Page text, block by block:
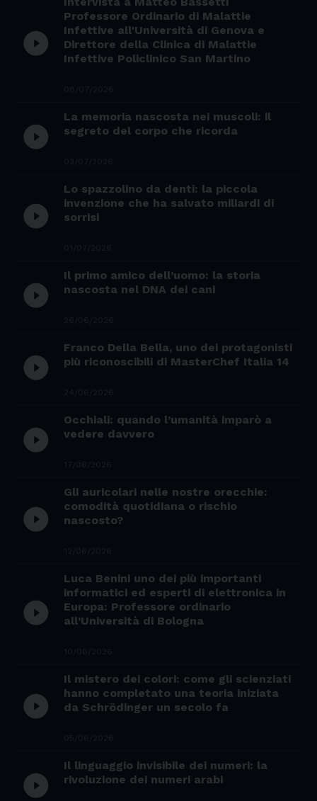
play_circle_filled
Professore Ordinario di Malattie
Infettive all'Università di Genova e
Direttore della Clinica di Malattie
Infettive Policlinico San Martino
play_circle_filled
La memoria nascosta nei muscoli: il
segreto del corpo che ricorda
play_circle_filled
Lo spazzolino da denti: la piccola
invenzione che ha salvato miliardi di
sorrisi
play_circle_filled
Il primo amico dell’uomo: la storia
nascosta nel DNA dei cani
play_circle_filled
Franco Della Bella, uno dei protagonisti
più riconoscibili di MasterChef Italia 14
play_circle_filled
Occhiali: quando l’umanità imparò a
vedere davvero
play_circle_filled
Gli auricolari nelle nostre orecchie:
comodità quotidiana o rischio
nascosto?
play_circle_filled
Luca Benini uno dei più importanti
informatici ed esperti di elettronica in
Europa: Professore ordinario
all’Università di Bologna
play_circle_filled
Il mistero dei colori: come gli scienziati
hanno completato una teoria iniziata
da Schrödinger un secolo fa
play_circle_filled
Il linguaggio invisibile dei numeri: la
rivoluzione dei numeri arabi